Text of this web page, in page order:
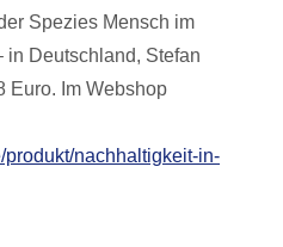
Spezies Mensch im
in Deutschland, Stefan
Euro. Im Webshop
produkt/nachhaltigkeit-in-